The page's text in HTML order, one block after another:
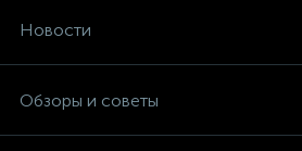
Новости
Обзоры и советы